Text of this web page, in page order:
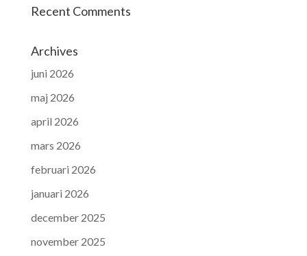
Recent Comments
Archives
juni 2026
maj 2026
april 2026
mars 2026
februari 2026
januari 2026
december 2025
november 2025